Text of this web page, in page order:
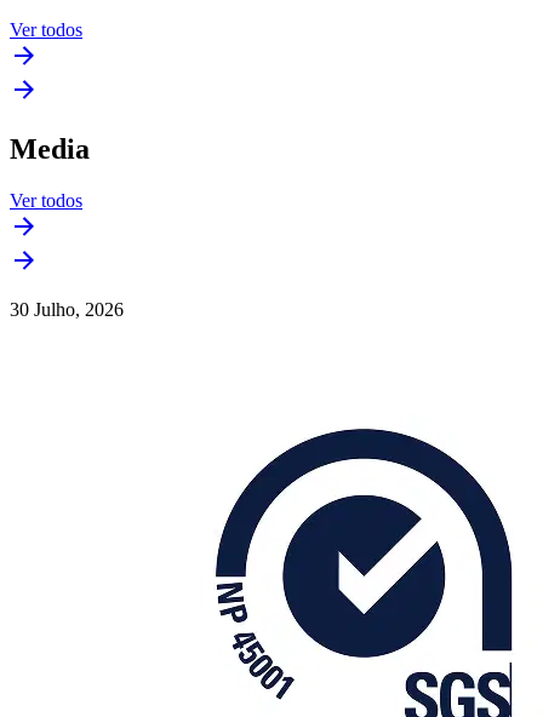
Ver todos
Media
Ver todos
30 Julho, 2026